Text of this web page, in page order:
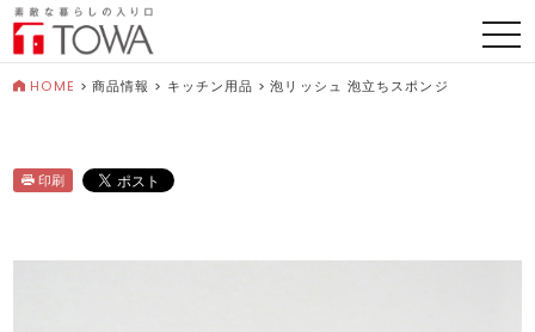
HOME > 商品情報 > キッチン用品 > 泡リッシュ 泡立ちスポンジ
印刷